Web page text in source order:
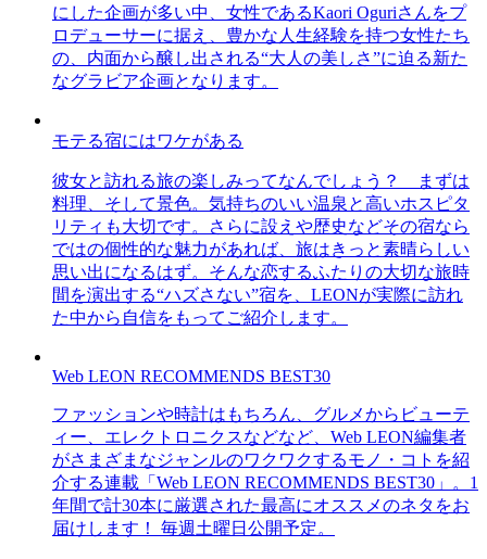
にした企画が多い中、女性であるKaori Oguriさんをプ
ロデューサーに据え、豊かな人生経験を持つ女性たち
の、内面から醸し出される“大人の美しさ”に迫る新た
なグラビア企画となります。
モテる宿にはワケがある
彼女と訪れる旅の楽しみってなんでしょう？ まずは
料理、そして景色。気持ちのいい温泉と高いホスピタ
リティも大切です。さらに設えや歴史などその宿なら
ではの個性的な魅力があれば、旅はきっと素晴らしい
思い出になるはず。そんな恋するふたりの大切な旅時
間を演出する“ハズさない”宿を、LEONが実際に訪れ
た中から自信をもってご紹介します。
Web LEON RECOMMENDS BEST30
ファッションや時計はもちろん、グルメからビューテ
ィー、エレクトロニクスなどなど、Web LEON編集者
がさまざまなジャンルのワクワクするモノ・コトを紹
介する連載「Web LEON RECOMMENDS BEST30」。1
年間で計30本に厳選された最高にオススメのネタをお
届けします！ 毎週土曜日公開予定。